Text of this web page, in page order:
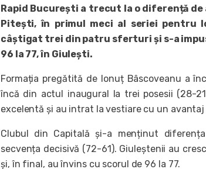
Rapid București a trecut la o diferență de
Pitești, în primul meci al seriei pentru
câștigat trei din patru sferturi și s-a
96 la 77, în Giulești.
Formația pregătită de Ionuț Bâscoveanu a
încă din actul inaugural la trei posesii (28-
excelentă și au intrat la vestiare cu un
Clubul din Capitală și-a menținut
secvența decisivă (72-61). Giuleștenii au
și, în final, au învins cu scorul de 96 la 77.